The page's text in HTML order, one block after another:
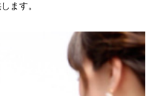
ます。